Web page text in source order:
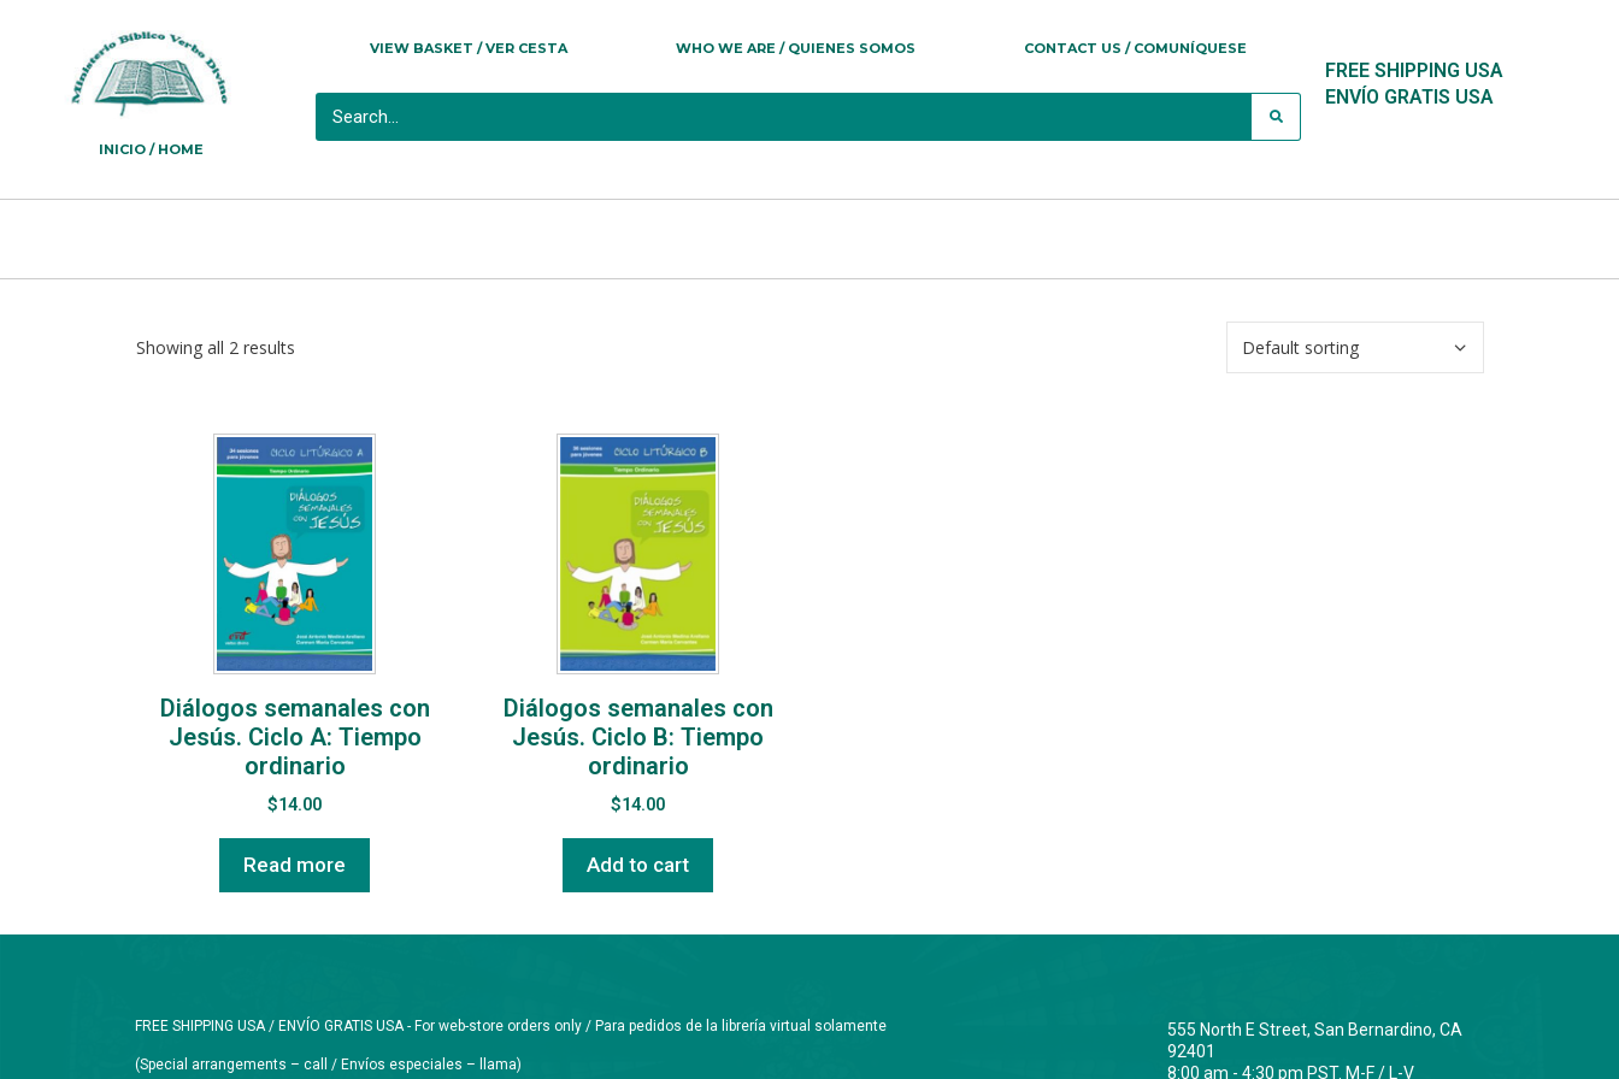
INICIO / HOME
VIEW BASKET / VER CESTA WHO WE ARE / QUIENES SOMOS CONTACT US / COMUNÍQUESE
FREE SHIPPING USA
ENVÍO GRATIS USA
Showing all 2 results
Diálogos semanales con
Jesús. Ciclo A: Tiempo
ordinario
$14.00
Read more
Diálogos semanales con
Jesús. Ciclo B: Tiempo
ordinario
$14.00
Add to cart
FREE SHIPPING USA / ENVÍO GRATIS USA - For web-store orders only / Para pedidos de la librería virtual solamente
(Special arrangements – call / Envíos especiales – llama)
555 North E Street, San Bernardino, CA
92401
8:00 am - 4:30 pm PST. M-F / L-V